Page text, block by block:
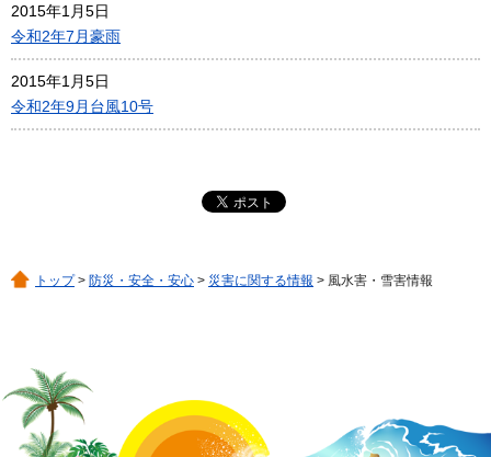
2015年1月5日
令和2年7月豪雨
2015年1月5日
令和2年9月台風10号
トップ> 防災・安全・安心 > 災害に関する情報 > 風水害・雪害情報